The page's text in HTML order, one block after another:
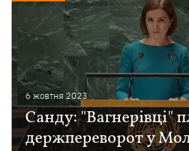
6 жовтня 2023
Санду: "Вагнерівці"
держпереворот у